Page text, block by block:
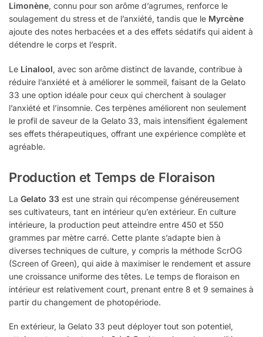
Limonène, connu pour son arôme d’agrumes, renforce le
soulagement du stress et de l’anxiété, tandis que le Myrcène
ajoute des notes herbacées et a des effets sédatifs qui aident à
détendre le corps et l’esprit.
Le Linalool, avec son arôme distinct de lavande, contribue à
réduire l’anxiété et à améliorer le sommeil, faisant de la Gelato
33 une option idéale pour ceux qui cherchent à soulager
l’anxiété et l’insomnie. Ces terpènes améliorent non seulement
le profil de saveur de la Gelato 33, mais intensifient également
ses effets thérapeutiques, offrant une expérience complète et
agréable.
Production et Temps de Floraison
La Gelato 33 est une strain qui récompense généreusement
ses cultivateurs, tant en intérieur qu’en extérieur. En culture
intérieure, la production peut atteindre entre 450 et 550
grammes par mètre carré. Cette plante s’adapte bien à
diverses techniques de culture, y compris la méthode ScrOG
(Screen of Green), qui aide à maximiser le rendement et assure
une croissance uniforme des têtes. Le temps de floraison en
intérieur est relativement court, prenant entre 8 et 9 semaines à
partir du changement de photopériode.
En extérieur, la Gelato 33 peut déployer tout son potentiel,